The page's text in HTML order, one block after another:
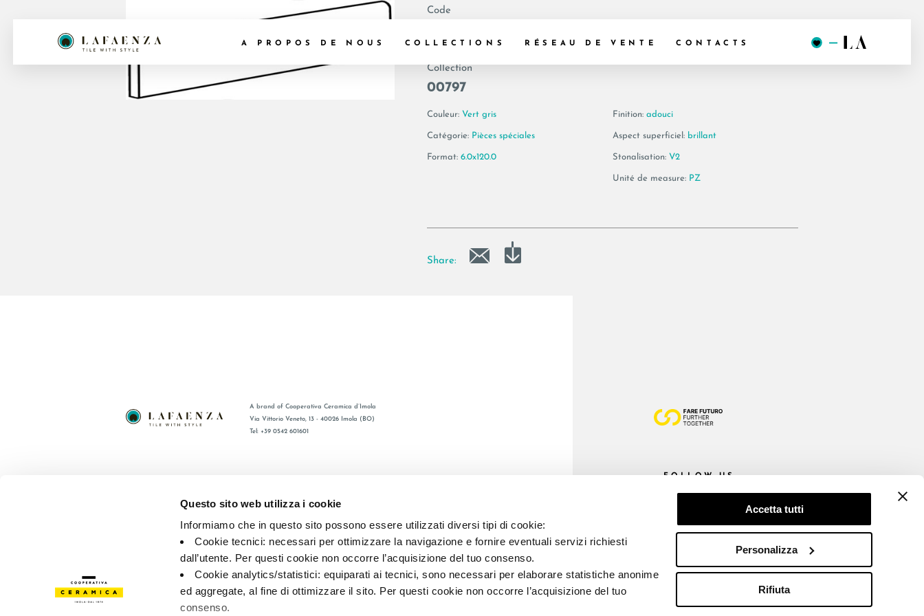
Questo sito web utilizza i cookie
Informiamo che in questo sito possono essere utilizzati diversi tipi di cookie:
Cookie tecnici: necessari per ottimizzare la navigazione e fornire eventuali servizi richiesti
dall’utente. Per questi cookie non occorre l’acquisizione del tuo consenso.
Cookie analytics/statistici: equiparati ai tecnici, sono necessari per elaborare statistiche anonime
ed aggregate, al fine di ottimizzare il sito. Per questi cookie non occorre l’acquisizione del tuo
consenso.
Accetta tutti
Personalizza
Rifiuta
A PROPOS DE NOUS COLLECTIONS RÉSEAU DE VENTE CONTACTS
Code
Collection
00797
Couleur: Vert gris
Catégorie: Pièces spéciales
Format: 6.0x120.0
Finition: adouci
Aspect superficiel: brillant
Stonalisation: V2
Unité de measure: PZ
Share:
A brand of Cooperativa Ceramica d’Imola
Via Vittorio Veneto, 13 - 40026 Imola (BO)
Tel: +39 0542 601601
FOLLOW US
P.IVA IT00498281203 C.F. E REG. IMPR. BO 00286900378 R.E.A. BO 5545
Cookie policy— Privacy preferences